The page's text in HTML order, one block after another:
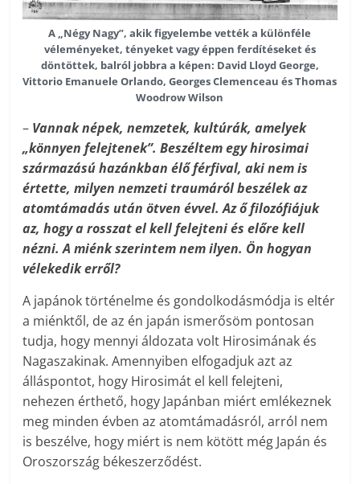
A „Négy Nagy”, akik figyelembe vették a különféle
véleményeket, tényeket vagy éppen ferdítéseket és
döntöttek, balról jobbra a képen: David Lloyd George,
Vittorio Emanuele Orlando, Georges Clemenceau és Thomas
Woodrow Wilson
– Vannak népek, nemzetek, kultúrák, amelyek
„könnyen felejtenek”. Beszéltem egy hirosimai
származású hazánkban élő férfival, aki nem is
értette, milyen nemzeti traumáról beszélek az
atomtámadás után ötven évvel. Az ő filozófiájuk
az, hogy a rosszat el kell felejteni és előre kell
nézni. A miénk szerintem nem ilyen. Ön hogyan
vélekedik erről?
A japánok történelme és gondolkodásmódja is eltér
a miénktől, de az én japán ismerősöm pontosan
tudja, hogy mennyi áldozata volt Hirosimának és
Nagaszakinak. Amennyiben elfogadjuk azt az
álláspontot, hogy Hirosimát el kell felejteni,
nehezen érthető, hogy Japánban miért emlékeznek
meg minden évben az atomtámadásról, arról nem
is beszélve, hogy miért is nem kötött még Japán és
Oroszország békeszerződést.